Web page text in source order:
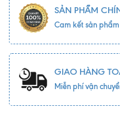
SẢN PHẨM
Cam kết sản
GIAO HÀNG
Miễn phí vận